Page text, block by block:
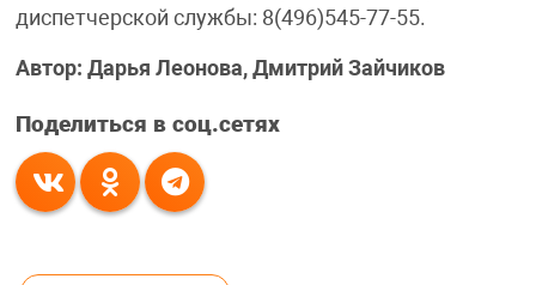
диспетчерской службы: 8(496)545-77-55.
Автор: Дарья Леонова, Дмитрий Зайчиков
Поделиться в соц.сетях